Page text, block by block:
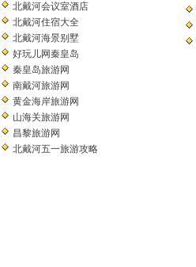
北戴河会议室酒店
北戴河住宿大全
北戴河海景别墅
好玩儿网秦皇岛
秦皇岛旅游网
南戴河旅游网
黄金海岸旅游网
山海关旅游网
昌黎旅游网
北戴河五一旅游攻略